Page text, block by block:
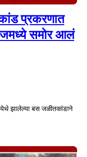
प्रकरणात
समोर आलं
झालेल्या बस जळीतकांडाने